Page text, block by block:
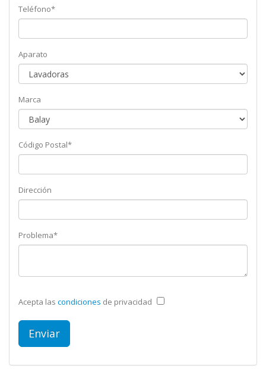
Teléfono*
Aparato
Marca
Código Postal*
Dirección
Problema*
Acepta las condiciones de privacidad